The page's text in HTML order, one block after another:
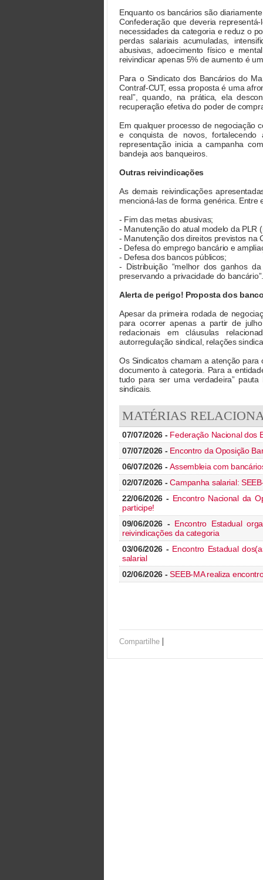
Enquanto os bancários são
Confederação que deveria
necessidades da categoria e reduz o
perdas salariais acumuladas,
abusivas, adoecimento físico e
reivindicar apenas 5% de aumento é
Para o Sindicato dos Bancários do
Contraf-CUT, essa proposta é uma
real”, quando, na prática, ela
recuperação efetiva do poder de
Em qualquer processo de negociação
e conquista de novos,
representação inicia a campanha
bandeja aos banqueiros.
Outras reivindicações
As demais reivindicações
mencioná-las de forma genérica. Entre
- Fim das metas abusivas;
- Manutenção do atual modelo da PLR
- Manutenção dos direitos previstos na
- Defesa do emprego bancário e
- Defesa dos bancos públicos;
- Distribuição “melhor dos ganhos
preservando a privacidade do
Alerta de perigo! Proposta dos
Apesar da primeira rodada de
para ocorrer apenas a partir de
redacionais em cláusulas
autorregulação sindical, relações
Os Sindicatos chamam a atenção
documento à categoria. Para a
tudo para ser uma verdadeira”
sindicais.
MATÉRIAS
07/07/2026 - Federação Nacional dos
07/07/2026 - Encontro da Oposição
06/07/2026 -Assembleia com
02/07/2026 -Campanha salarial:
22/06/2026 - Encontro Nacional da
participe!
09/06/2026 - Encontro Estadual
reivindicações da categoria
03/06/2026 - Encontro Estadual
salarial
02/06/2026 -SEEB-MA realiza
Compartilhe |